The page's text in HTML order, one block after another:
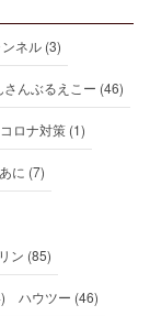
ネル (3)
さんぶるえこー (46)
コロナ対策 (1)
に (7)
ン (85)
ハウツー (46)